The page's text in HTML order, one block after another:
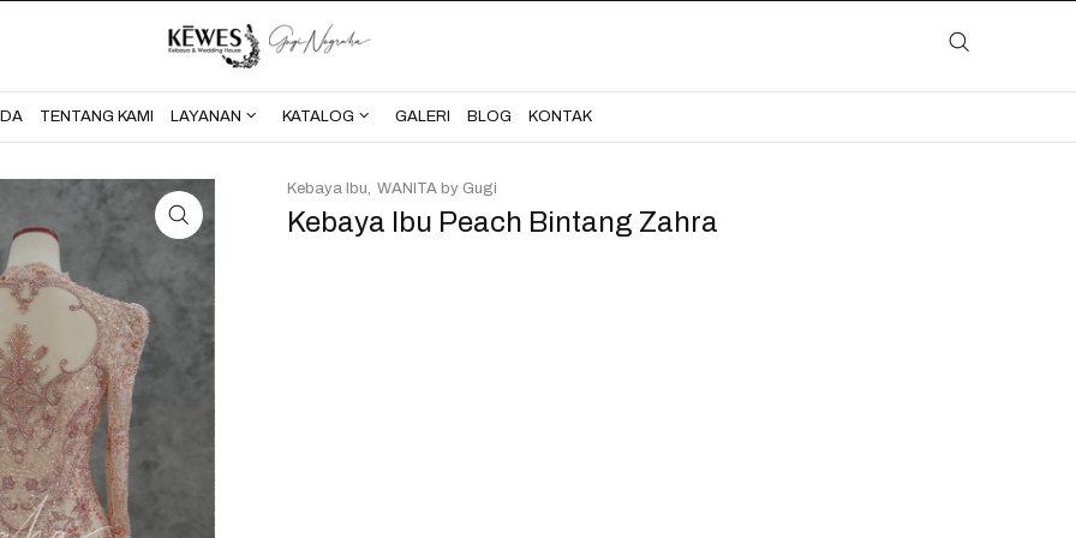
BERANDA KONTAK
TENTANG KAMI LAYANAN KATALOG GALERI BLOG KONTAK
Kebaya Ibu Peach Bintang Zahra
Kebaya Ibu WANITA by Gugi